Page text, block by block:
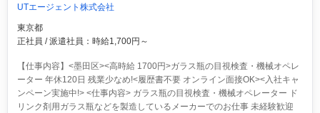
UTエージェント株式会社
東京都
正社員 / 派遣社員：時給1,700円～
【仕事内容】<墨田区><高時給 1700円>ガラス瓶の目視検査・機械オペレ
ーター 年休120日 残業少なめ!<履歴書不要 オンライン面接OK><入社キャ
ンペーン実施中!> <仕事内容> ガラス瓶の目視検査・機械オペレーター ド
リンク剤用ガラス瓶などを製造しているメーカーでのお仕事 未経験歓迎